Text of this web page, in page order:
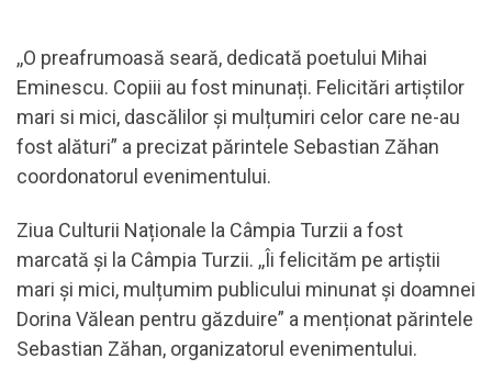
,,O preafrumoasă seară, dedicată poetului Mihai
Eminescu. Copiii au fost minunați. Felicitări artiștilor
mari si mici, dascălilor și mulțumiri celor care ne-au
fost alături” a precizat părintele Sebastian Zăhan
coordonatorul evenimentului.
Ziua Culturii Naționale la Câmpia Turzii a fost
marcată și la Câmpia Turzii. ,,Îi felicităm pe artiștii
mari și mici, mulțumim publicului minunat și doamnei
Dorina Vălean pentru găzduire” a menționat părintele
Sebastian Zăhan, organizatorul evenimentului.